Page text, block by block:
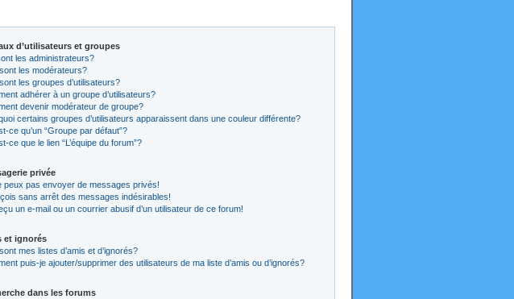
d’utilisateurs et groupes
les administrateurs?
les modérateurs?
les groupes d’utilisateurs?
adhérer à un groupe d’utilisateurs?
devenir modérateur de groupe?
certains groupes d’utilisateurs apparaissent dans une couleur différente?
ce qu’un “Groupe par défaut”?
ce que le lien “L’équipe du forum”?
privée
peux pas envoyer de messages privés!
sans arrêt des messages indésirables!
un e-mail ou un courrier abusif d’un utilisateur de ce forum!
et ignorés
mes listes d’amis et d’ignorés?
puis-je ajouter/supprimer des utilisateurs de ma liste d’amis ou d’ignorés?
dans les forums